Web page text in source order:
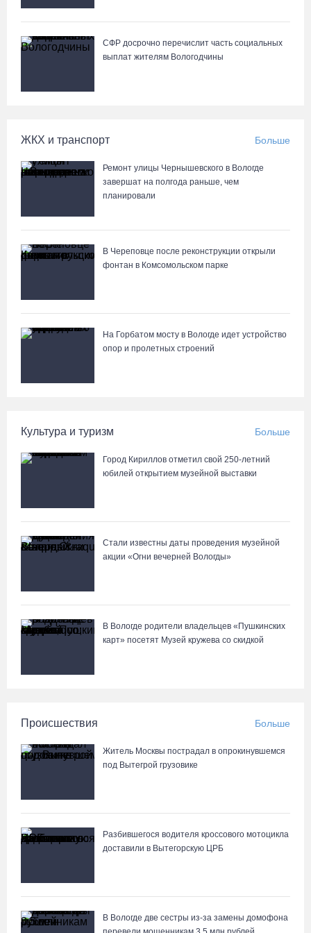
Четыре волейболистки из Череповца готовятся к молодежному
Сущик вновь в «Чевакате»
«Алмаз» выиграл у «Красной машины», но остался без золота
06.08.26 / 08:50
«Единая Россия» получила первое место в бюллетене на
Четырех пьяных водителей и 23 без прав задержали за сутки
05.08.26 / 17:45
В заречной части Вологды открылся новый офис МФЦ
05.08.26 / 16:36
СФР досрочно перечислит часть социальных
выплат жителям Вологодчины
ЖКХ и транспорт Больше
Ремонт улицы Чернышевского в Вологде
завершат на полгода раньше, чем
планировали
В Череповце после реконструкции открыли
фонтан в Комсомольском парке
На Горбатом мосту в Вологде идет устройство
опор и пролетных строений
Культура и туризм Больше
Город Кириллов отметил свой 250-летний
юбилей открытием музейной выставки
Стали известны даты проведения музейной
акции «Огни вечерней Вологды»
В Вологде родители владельцев «Пушкинских
карт» посетят Музей кружева со скидкой
Происшествия Больше
Житель Москвы пострадал в опрокинувшемся
под Вытегрой грузовике
Разбившегося водителя кроссового мотоцикла
доставили в Вытегорскую ЦРБ
В Вологде две сестры из-за замены домофона